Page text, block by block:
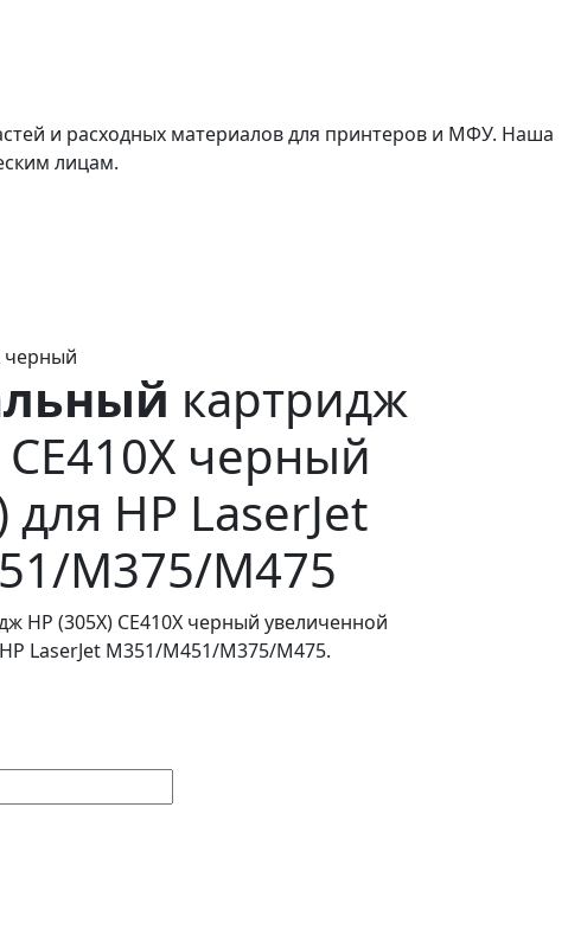
и расходных материалов для принтеров и МФУ. Наша
лицам.
черный
картридж
CE410X черный
для HP LaserJet
M375/M475
HP (305X) CE410X черный увеличенной
LaserJet M351/M451/M375/M475.